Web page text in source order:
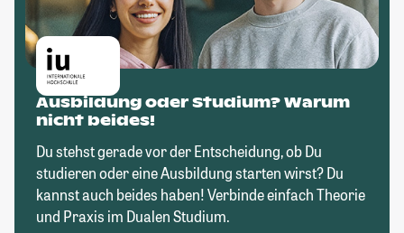
Ausbildung oder Studium? Warum
nicht beides!
Du stehst gerade vor der Entscheidung, ob Du
studieren oder eine Ausbildung starten wirst? Du
kannst auch beides haben! Verbinde einfach Theorie
und Praxis im Dualen Studium.